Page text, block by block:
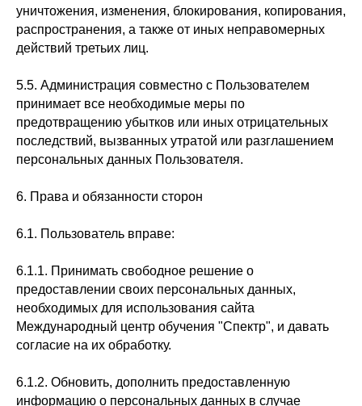
уничтожения, изменения, блокирования, копирования,
распространения, а также от иных неправомерных
действий третьих лиц.
5.5. Администрация совместно с Пользователем
принимает все необходимые меры по
предотвращению убытков или иных отрицательных
последствий, вызванных утратой или разглашением
персональных данных Пользователя.
6. Права и обязанности сторон
6.1. Пользователь вправе:
6.1.1. Принимать свободное решение о
предоставлении своих персональных данных,
необходимых для использования сайта
Международный центр обучения "Спектр", и давать
согласие на их обработку.
6.1.2. Обновить, дополнить предоставленную
информацию о персональных данных в случае